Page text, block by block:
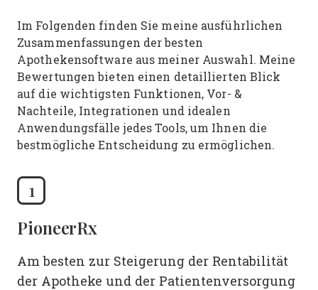
Im Folgenden finden Sie meine ausführlichen
Zusammenfassungen der besten
Apothekensoftware aus meiner Auswahl. Meine
Bewertungen bieten einen detaillierten Blick
auf die wichtigsten Funktionen, Vor- &
Nachteile, Integrationen und idealen
Anwendungsfälle jedes Tools, um Ihnen die
bestmögliche Entscheidung zu ermöglichen.
1
PioneerRx
Am besten zur Steigerung der Rentabilität
der Apotheke und der Patientenversorgung